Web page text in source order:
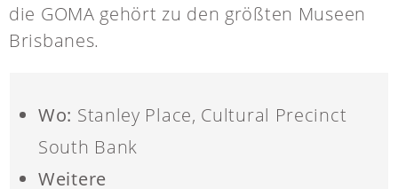
die GOMA gehört zu den größten Museen
Brisbanes.
Wo: Stanley Place, Cultural Precinct
South Bank
Weitere